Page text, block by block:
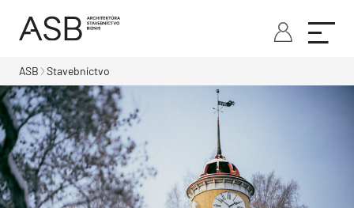
ASB Stavebníctvo